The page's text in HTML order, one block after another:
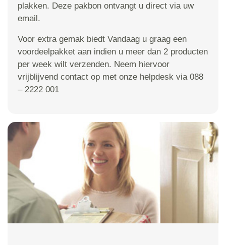
plakken. Deze pakbon ontvangt u direct via uw
email.
Voor extra gemak biedt Vandaag u graag een
voordeelpakket aan indien u meer dan 2 producten
per week wilt verzenden. Neem hiervoor
vrijblijvend contact op met onze helpdesk via 088
– 2222 001